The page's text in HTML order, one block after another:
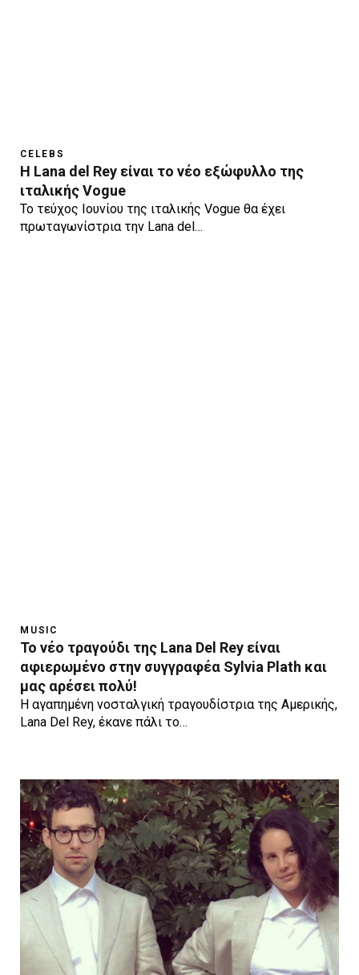
CELEBS
Η Lana del Rey είναι το νέο εξώφυλλο της
ιταλικής Vogue
Το τεύχος Ιουνίου της ιταλικής Vogue θα έχει
πρωταγωνίστρια την Lana del…
MUSIC
Το νέο τραγούδι της Lana Del Rey είναι
αφιερωμένο στην συγγραφέα Sylvia Plath και
μας αρέσει πολύ!
H αγαπημένη νοσταλγική τραγουδίστρια της Αμερικής,
Lana Del Rey, έκανε πάλι το…